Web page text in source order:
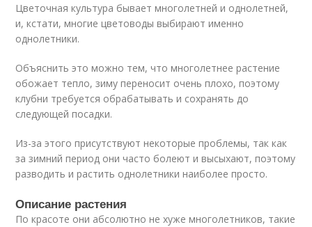
Цветочная культура бывает многолетней и однолетней,
и, кстати, многие цветоводы выбирают именно
однолетники.
Объяснить это можно тем, что многолетнее растение
обожает тепло, зиму переносит очень плохо, поэтому
клубни требуется обрабатывать и сохранять до
следующей посадки.
Из-за этого присутствуют некоторые проблемы, так как
за зимний период они часто болеют и высыхают, поэтому
разводить и растить однолетники наиболее просто.
Описание растения
По красоте они абсолютно не хуже многолетников, такие